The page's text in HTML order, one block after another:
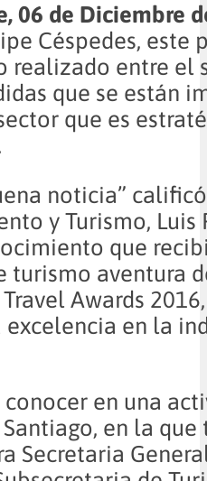
06 de Diciembre
Céspedes, este
realizado entre el
que se están
que es
noticia”
y Turismo, Luis
que
turismo aventura
Awards
excelencia en la
en una
en la
Secretaria